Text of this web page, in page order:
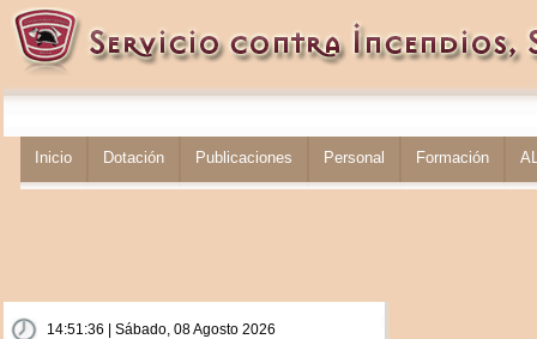
Inicio Dotación Publicaciones Personal Formación
14:51:36 | Sábado, 08 Agosto 2026